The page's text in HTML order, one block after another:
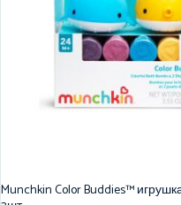
Munchkin Color Buddies™